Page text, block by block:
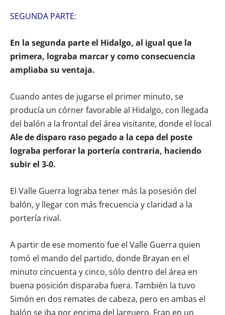
SEGUNDA PARTE:
En la segunda parte el Hidalgo, al igual que la
primera, lograba marcar y como consecuencia
ampliaba su ventaja.
Cuando antes de jugarse el primer minuto, se
producía un córner favorable al Hidalgo, con llegada
del balón a la frontal del área visitante, donde el local
Ale de disparo raso pegado a la cepa del poste
lograba perforar la portería contraria, haciendo
subir el 3-0.
El Valle Guerra lograba tener más la posesión del
balón, y llegar con más frecuencia y claridad a la
portería rival.
A partir de ese momento fue el Valle Guerra quien
tomó el mando del partido, donde Brayan en el
minuto cincuenta y cinco, sólo dentro del área en
buena posición disparaba fuera. También la tuvo
Simón en dos remates de cabeza, pero en ambas el
balón se iba por encima del larguero. Fran en un